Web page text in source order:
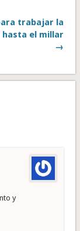
trabajar la
hasta el millar
→
y